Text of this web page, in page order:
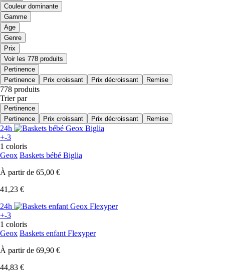
Couleur dominante
Gamme
Age
Genre
Prix
Voir les 778 produits
Pertinence
Pertinence
Prix croissant Prix décroissant Remise
778 produits
Trier par
Pertinence
Pertinence
Prix croissant Prix décroissant Remise
24h
+-3
1 coloris
Geox Baskets bébé Biglia
À partir de 65,00 €
41,23 €
24h
+-3
1 coloris
Geox Baskets enfant Flexyper
À partir de 69,90 €
44,83 €